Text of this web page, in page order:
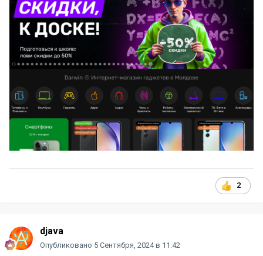
2
djava
Опубликовано 5 Сентября, 2024 в 11:42